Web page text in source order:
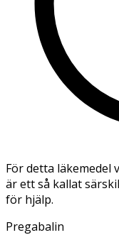
För detta läkemedel
är ett så kallat
för hjälp.
Pregabalin